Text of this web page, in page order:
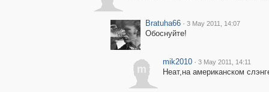
Bratuha66 · 3 May 2011, 14:07
Обоснуйте!
m
mik2010 · 3 May 2011, 14:11
Неат,на американском